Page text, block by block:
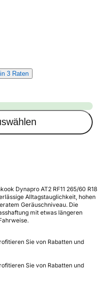
3 Raten
Dynapro AT2 RF11 265/60 R18
Alltagstauglichkeit, hohen
Geräuschniveau. Die
mit etwas längeren
Sie von Rabatten und
Sie von Rabatten und